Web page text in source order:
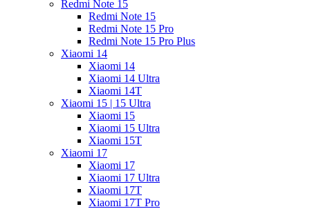
Redmi Note 15
Redmi Note 15
Redmi Note 15 Pro
Redmi Note 15 Pro Plus
Xiaomi 14
Xiaomi 14
Xiaomi 14 Ultra
Xiaomi 14T
Xiaomi 15 | 15 Ultra
Xiaomi 15
Xiaomi 15 Ultra
Xiaomi 15T
Xiaomi 17
Xiaomi 17
Xiaomi 17 Ultra
Xiaomi 17T
Xiaomi 17T Pro